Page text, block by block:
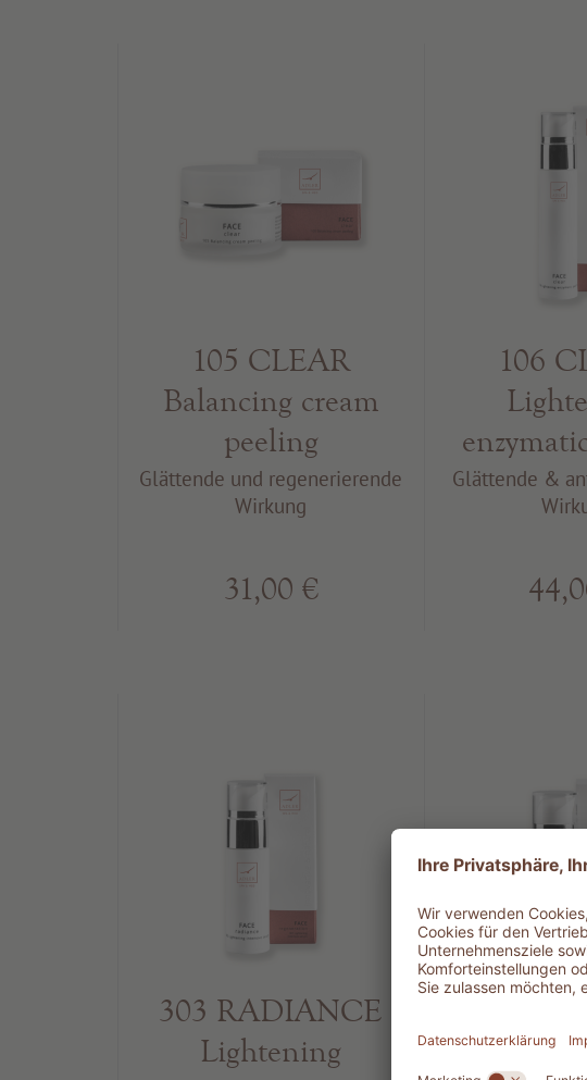
105 CLEAR
Balancing cream
peeling
Glättende und regenerierende
Wirkung
31,00 €
106
Glättende &
303 RADIANCE
Lightening